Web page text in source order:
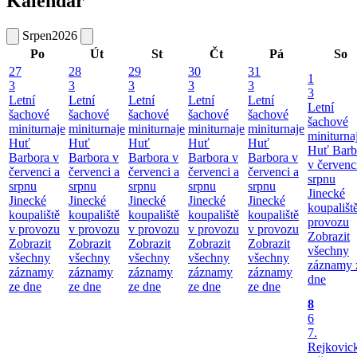
Srpen2026
Po
Út St Čt Pá
So
27
3
Letní
šachové
miniturnaje
Huť
Barbora v
červenci a
srpnu
Jinecké
koupaliště
v provozu
Zobrazit
všechny
záznamy
ze dne
28
3
Letní
šachové
miniturnaje
Huť
Barbora v
červenci a
srpnu
Jinecké
koupaliště
v provozu
Zobrazit
všechny
záznamy
ze dne
29
3
Letní
šachové
miniturnaje
Huť
Barbora v
červenci a
srpnu
Jinecké
koupaliště
v provozu
Zobrazit
všechny
záznamy
ze dne
30
3
Letní
šachové
miniturnaje
Huť
Barbora v
červenci a
srpnu
Jinecké
koupaliště
v provozu
Zobrazit
všechny
záznamy
ze dne
31
3
Letní
šachové
miniturnaje
Huť
Barbora v
červenci a
srpnu
Jinecké
koupaliště
v provozu
Zobrazit
všechny
záznamy
ze dne
1
3
Letní
šachové
Huť
v
srpnu
Jinecké
provozu
Zobrazit
všechny
záznamy
dne
8
6
7.